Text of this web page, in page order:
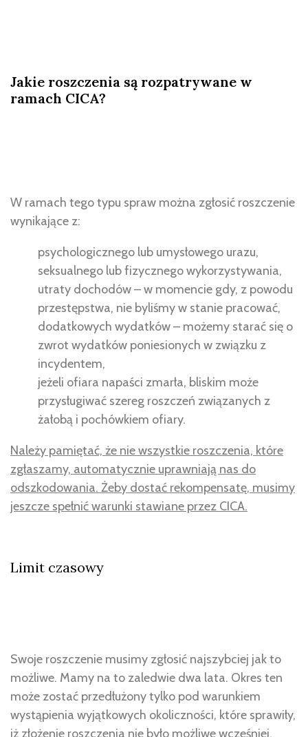
Jakie roszczenia są rozpatrywane w
ramach CICA?
W ramach tego typu spraw można zgłosić roszczenie
wynikające z:
psychologicznego lub umysłowego urazu,
seksualnego lub fizycznego wykorzystywania,
utraty dochodów – w momencie gdy, z powodu
przestępstwa, nie byliśmy w stanie pracować,
dodatkowych wydatków – możemy starać się o
zwrot wydatków poniesionych w związku z
incydentem,
jeżeli ofiara napaści zmarła, bliskim może
przysługiwać szereg roszczeń związanych z
żałobą i pochówkiem ofiary.
Należy pamiętać, że nie wszystkie roszczenia, które
zgłaszamy, automatycznie uprawniają nas do
odszkodowania. Żeby dostać rekompensatę, musimy
jeszcze spełnić warunki stawiane przez CICA.
Limit czasowy
Swoje roszczenie musimy zgłosić najszybciej jak to
możliwe. Mamy na to zaledwie dwa lata. Okres ten
może zostać przedłużony tylko pod warunkiem
wystąpienia wyjątkowych okoliczności, które sprawiły,
iż złożenie roszczenia nie było możliwe wcześniej.